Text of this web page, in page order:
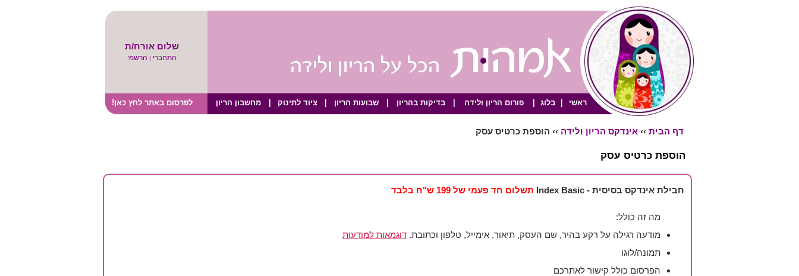
שלום אורח/ת
התחברי | הרשמי
לפרסום באתר לחץ כאן! מחשבון הריון ציוד לתינוק שבועות הריון בדיקות בהריון פורום הריון ולידה בלוג ראשי
דף הבית››אינדקס הריון ולידה›› הוספת כרטיס עסק
הוספת כרטיס עסק
חבילת אינדקס בסיסית - Index Basic תשלום חד פעמי של 199 ש"ח בלבד
מה זה כולל:
מודעה רגילה על רקע בהיר, שם העסק, תיאור, אימייל, טלפון וכתובת.דוגמאות למודעות
תמונה/לוגו
הפרסום כולל קישור לאתרכם